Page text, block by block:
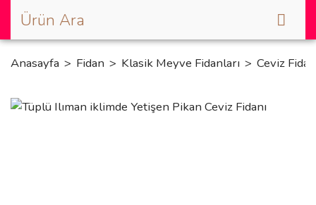
Anasayfa Fidan Klasik Meyve Fidanları Ceviz